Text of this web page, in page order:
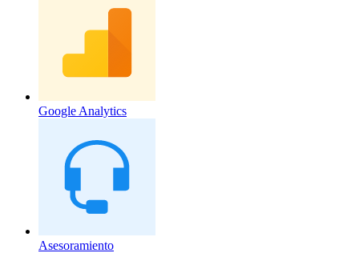
Google Analytics
Asesoramiento